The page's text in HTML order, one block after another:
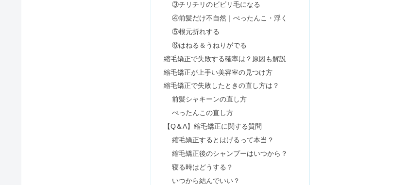
使ってはいけないシャンプーランキング！商品名&買っていいのは？
ヘアマニキュアを続けると？白髪染めやめてのデメリット&美容院料金
プラージュはひどい？料金値上げ・縮毛矯正の口コミ＆カットの評判
③チリチリのビビリ毛になる
④前髪だけ不自然｜ぺったんこ・浮く
⑤根元折れする
⑥はねる＆うねりがでる
縮毛矯正で失敗する確率は？原因も解説
縮毛矯正が上手い美容室の見つけ方
縮毛矯正で失敗したときの直し方は？
前髪シャキーンの直し方
ぺったんこの直し方
【Q＆A】縮毛矯正に関する質問
縮毛矯正するとはげるって本当？
縮毛矯正後のシャンプーはいつから？
寝る時はどうする？
いつから結んでいい？